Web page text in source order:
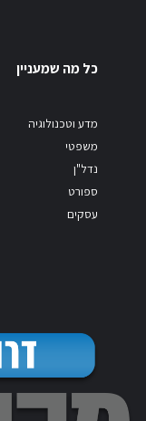
כל מה שמעניין
מדע וטכנולוגיה
משפטי
נדל"ן
ספורט
עסקים